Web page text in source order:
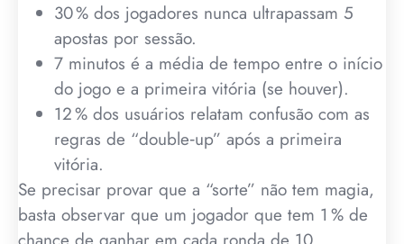
30 % dos jogadores nunca ultrapassam 5
apostas por sessão.
7 minutos é a média de tempo entre o início
do jogo e a primeira vitória (se houver).
12 % dos usuários relatam confusão com as
regras de “double‑up” após a primeira
vitória.
Se precisar provar que a “sorte” não tem magia,
basta observar que um jogador que tem 1 % de